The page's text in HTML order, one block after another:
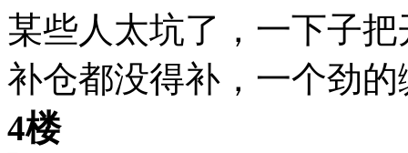
某些人太坑了，一下子
补仓都没得补，一个劲
4楼